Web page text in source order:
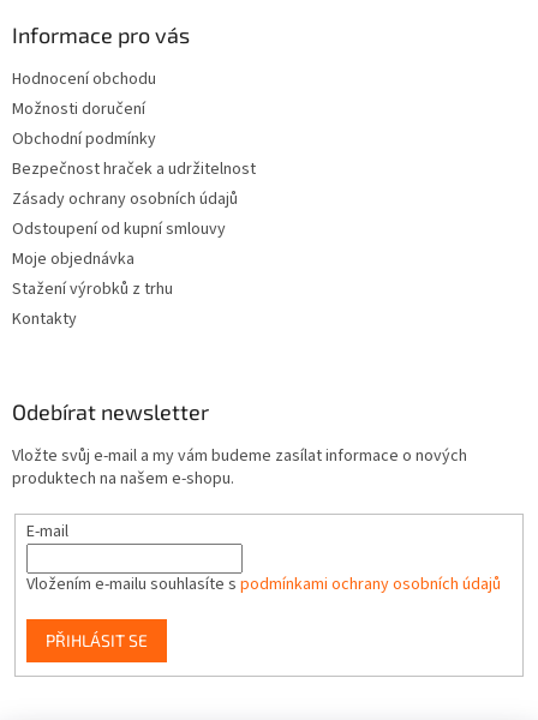
Informace pro vás
Hodnocení obchodu
Možnosti doručení
Obchodní podmínky
Bezpečnost hraček a udržitelnost
Zásady ochrany osobních údajů
Odstoupení od kupní smlouvy
Moje objednávka
Stažení výrobků z trhu
Kontakty
Odebírat newsletter
Vložte svůj e-mail a my vám budeme zasílat informace o nových
produktech na našem e-shopu.
E-mail
Vložením e-mailu souhlasíte s podmínkami ochrany osobních údajů
PŘIHLÁSIT SE